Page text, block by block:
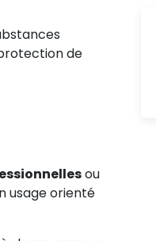
de
ou
usage orienté